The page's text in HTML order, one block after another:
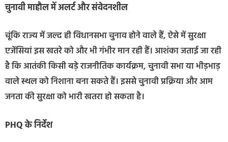
चुनावी माहौल में अलर्ट और संवेदनशील
चूंकि राज्य में जल्द ही विधानसभा चुनाव होने वाले हैं, ऐसे में सुरक्षा
एजेंसियां इस खतरे को और भी गंभीर मान रही हैं। आशंका जताई जा रही
है कि आतंकी किसी बड़े राजनीतिक कार्यक्रम, चुनावी सभा या भीड़भाड़
वाले स्थल को निशाना बना सकते हैं। इससे चुनावी प्रक्रिया और आम
जनता की सुरक्षा को भारी खतरा हो सकता है।
PHQ के निर्देश